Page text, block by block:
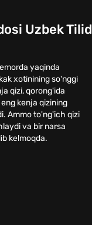
Uzbek
yaqinda
xotinining so'nggi
qizi, qorong'ida
kenja qizining
Ammo to'ng'ich qizi
va bir narsa
kelmoqda.